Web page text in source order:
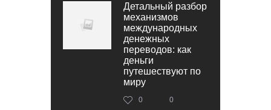
Детальный разбор
механизмов
международных
денежных
переводов: как
деньги
путешествуют по
миру
0 0